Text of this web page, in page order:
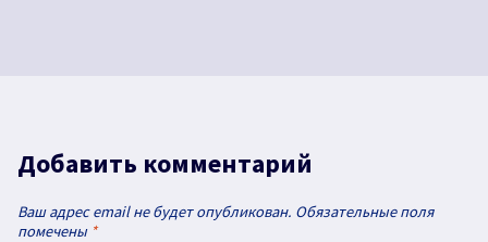
Добавить комментарий
Ваш адрес email не будет опубликован. Обязательные поля
помечены *